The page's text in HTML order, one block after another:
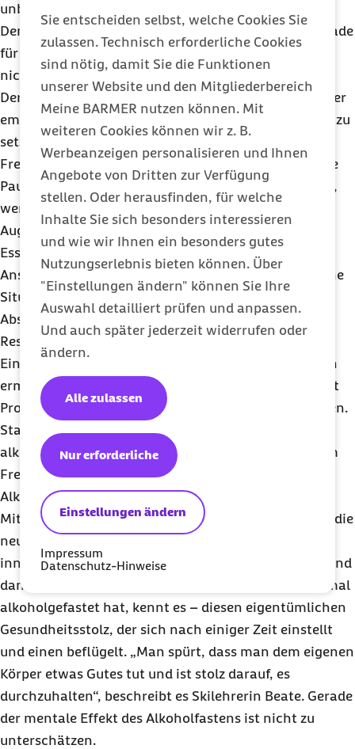
Sie entscheiden selbst, welche Cookies Sie
zulassen. Technisch erforderliche Cookies
sind nötig, damit Sie die Funktionen
unserer Website und den Mitgliederbereich
Meine BARMER nutzen können. Mit
weiteren Cookies können wir z. B.
Werbeanzeigen personalisieren und Ihnen
Angebote von Dritten zur Verfügung
stellen. Oder herausfinden, für welche
Inhalte Sie sich besonders interessieren
und wie wir Ihnen ein besonders gutes
Nutzungserlebnis bieten können. Über
"Einstellungen ändern" können Sie Ihre
Auswahl detailliert prüfen und anpassen.
Und auch später jederzeit widerrufen oder
ändern.
Einstellungen ändern
Nur erforderliche
Alle zulassen
Impressum
Datenschutz-Hinweise
unbedenkliche Dosis Alkohol schlichtweg nicht.
Dennoch sind eingeschliffene Verhaltensmuster gerade
für Menschen, die sehr häufig Alkohol konsumieren,
nicht so ohne weiteres zu durchbrechen.
Der Rehabilitationspsychologe Johannes Lindenmeyer
empfiehlt, sich vor der Promille-Pause ein klares Ziel zu
setzen und dieses auch in der Familie und bei den
Freunden kund zu tun. „Das stärkt die Motivation, die
Pause durchzuhalten“, sagt Lindenmeyer. Auch dann,
wenn beim Stammtisch der Tischnachbar die
Augenbrauen hochzieht oder es bei der
Essenseinladung heißt: „Komm, nur ein Glas zum
Anstoßen!“. In den ersten Tagen kann es helfen, solche
Situationen gezielt zu vermeiden, um die neue
Abstinenz zu verinnerlichen – also gar nicht im
Restaurant essen zu gehen.
Eine Vielzahl an alkoholfreien Getränke-Alternativen
ermöglicht es heute außerdem, Alltagsrituale, die mit
Prozentigem verbunden sind, promillefrei zu gestalten.
Statt einem Pils zur „Sportschau“ gibt es eben
alkoholfreies Bier, anstelle des Feierabend-Drinks am
Freitag einenMocktail, also einen
Alkohol.
Mit jedem abstinenten Tag wird es leichter, weil sich die
neue Gewohnheit festigt – das Gehirn gewöhnt sich
innerhalb von einigen Tagen an die neue Situation. Und
dann kommt ein anderes Gefühl auf: Wer schon einmal
alkoholgefastet hat, kennt es – diesen eigentümlichen
Gesundheitsstolz, der sich nach einiger Zeit einstellt
und einen beflügelt. „Man spürt, dass man dem eigenen
Körper etwas Gutes tut und ist stolz darauf, es
durchzuhalten“, beschreibt es Skilehrerin Beate. Gerade
der mentale Effekt des Alkoholfastens ist nicht zu
unterschätzen.